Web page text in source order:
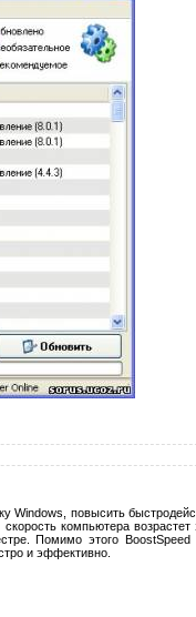
Windows, повысить
компьютера
Помимо этого
и эффективно.